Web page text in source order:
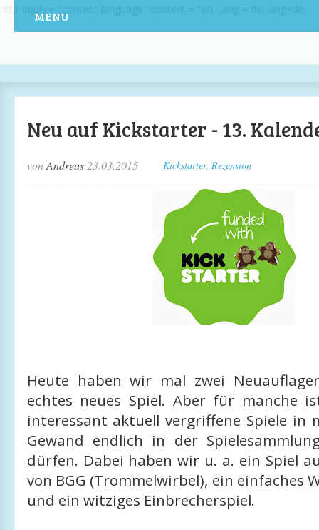
MENU
Neu auf Kickstarter - 13.
vonAndreas 23.03.2015 Kickstarter, Rezension
Heute haben wir mal zwei
echtes neues Spiel. Aber für manche
interessant aktuell vergriffene Spiele in
Gewand endlich in der
dürfen. Dabei haben wir u. a. ein Spiel
von BGG (Trommelwirbel), ein einfaches
und ein witziges Einbrecherspiel.